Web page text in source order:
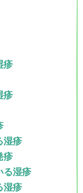
疹
疹
湿疹
疹
る湿疹
湿疹